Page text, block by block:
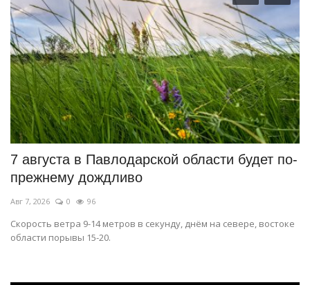
7 августа в Павлодарской области будет по-
прежнему дождливо
Авг 7, 2026 0 96
Скорость ветра 9-14 метров в секунду, днём на севере, востоке
области порывы 15-20.